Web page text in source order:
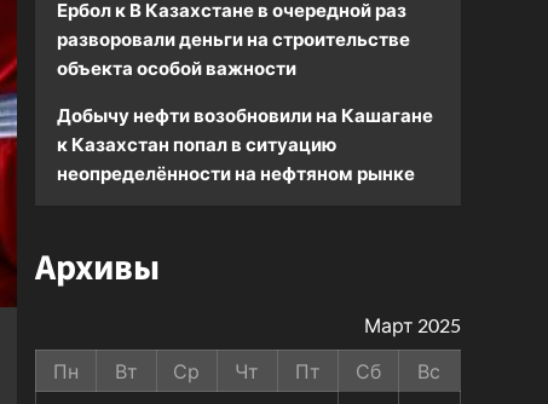
Ерболк В Казахстане в очередной раз
разворовали деньги на строительстве
объекта особой важности
Добычу нефти возобновили на Кашагане
к Казахстан попал в ситуацию
неопределённости на нефтяном рынке
Архивы
Март 2025
Пн
Вт Ср Чт Пт Сб
Вс